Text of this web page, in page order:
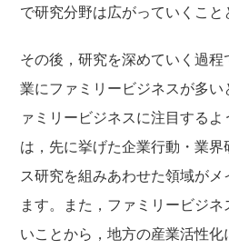
で研究分野は広がっていくこと
その後，研究を深めていく過
業にファミリービジネスが多
ァミリービジネスに注目する
は，先に挙げた企業行動・業
ス研究を組みあわせた領域が
ます。また，ファミリービジ
いことから，地方の産業活性